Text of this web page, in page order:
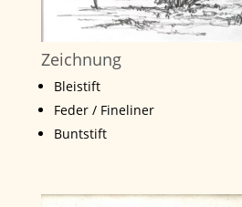
Zeichnung
Bleistift
Feder / Fineliner
Buntstift